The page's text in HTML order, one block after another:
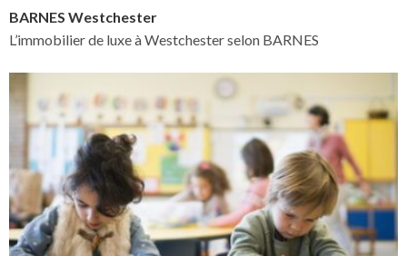
BARNES Westchester
L’immobilier de luxe à Westchester selon BARNES